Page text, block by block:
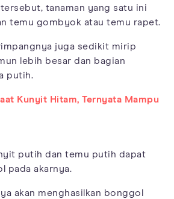
tanaman yang satu ini
temu gombyok atau temu rapet.
juga sedikit mirip
lebih besar dan bagian
putih.
Kunyit Hitam, Ternyata Mampu
putih dan temu putih dapat
pada akarnya.
akan menghasilkan bonggol